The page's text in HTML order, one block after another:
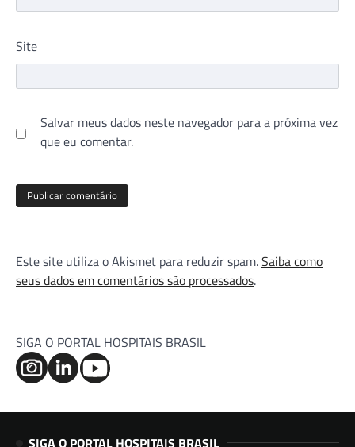
Site
Salvar meus dados neste navegador para a próxima vez
que eu comentar.
Este site utiliza o Akismet para reduzir spam.Saiba como
seus dados em comentários são processados.
SIGA O PORTAL HOSPITAIS BRASIL
SIGA O PORTAL HOSPITAIS BRASIL